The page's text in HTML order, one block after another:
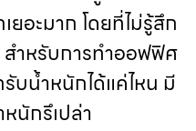
อะมาก โดยที่ไม่รู้สึก
ำหรับการทำออฟฟิศ
บน้ำหนักได้แค่ไหน มี
นักรึเปล่า